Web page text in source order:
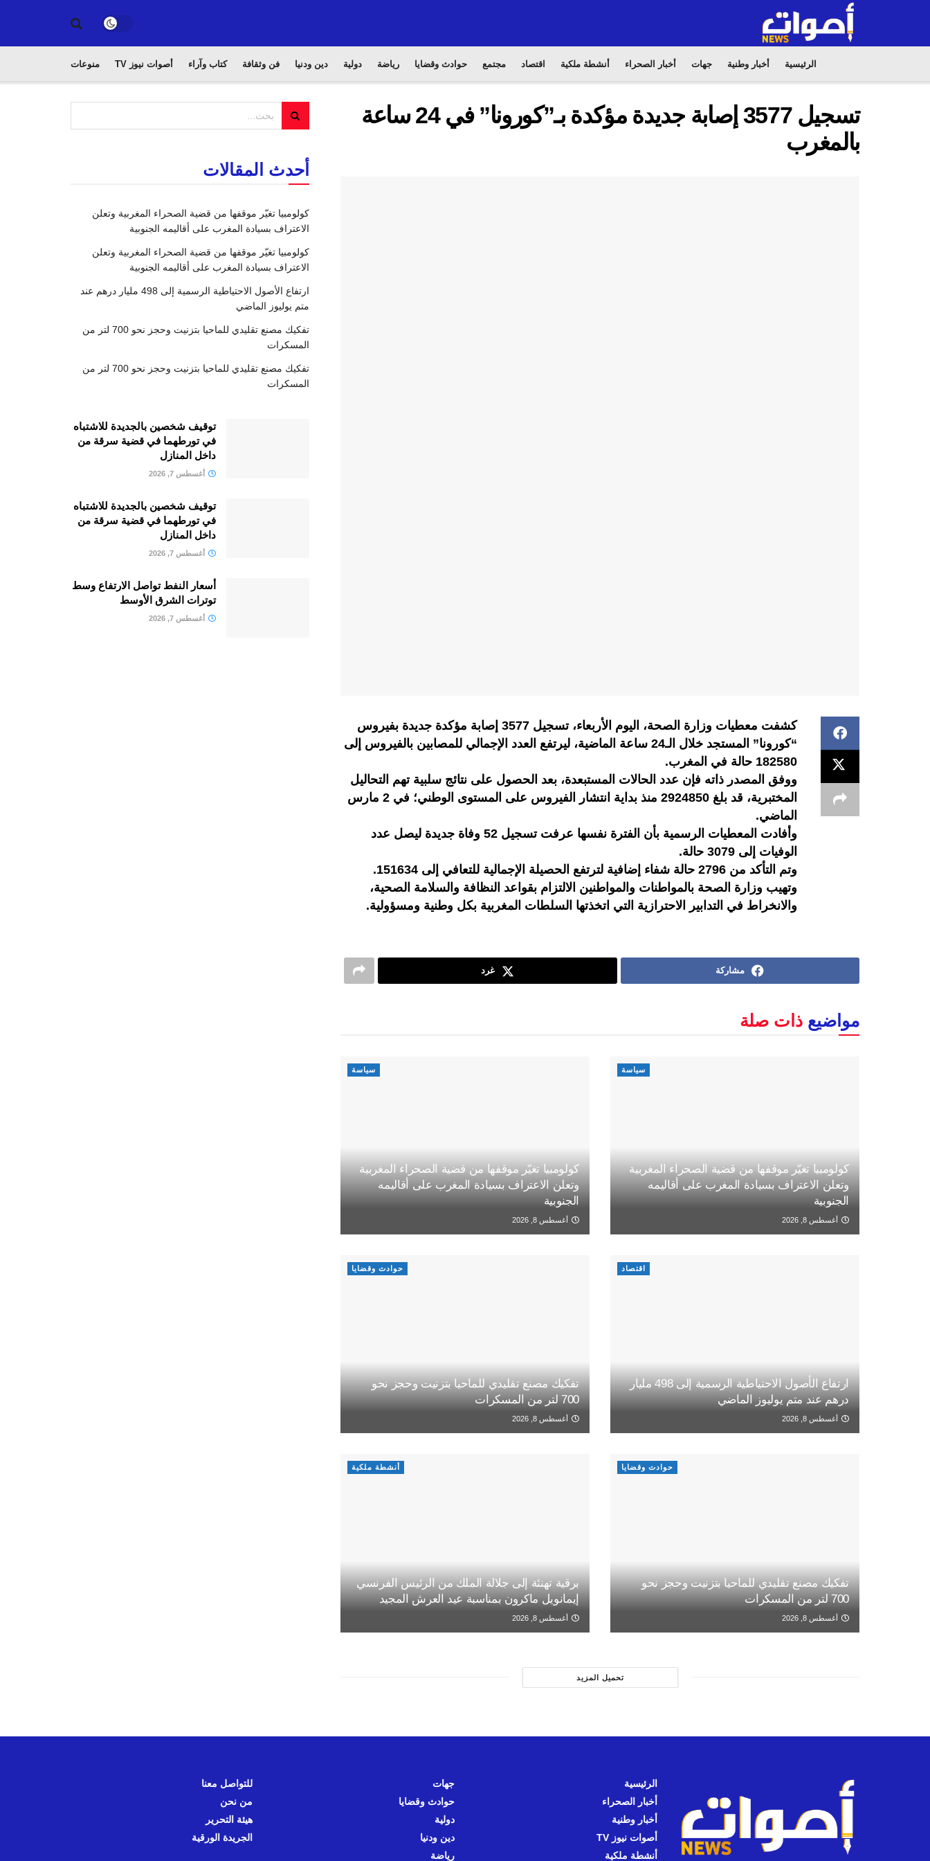
الرئيسية أخبار وطنية جهات أخبار الصحراء أنشطة ملكية اقتصاد مجتمع حوادث وقضايا رياضة دولية دين ودنيا فن وثقافة كتاب وآراء أصوات نيوز TV منوعات
تسجيل 3577 إصابة جديدة مؤكدة بـ”كورونا” في 24 ساعة
بالمغرب
كشفت معطيات وزارة الصحة، اليوم الأربعاء، تسجيل 3577 إصابة مؤكدة جديدة بفيروس
“كورونا” المستجد خلال الـ24 ساعة الماضية، ليرتفع العدد الإجمالي للمصابين بالفيروس إلى
182580 حالة في المغرب.
ووفق المصدر ذاته فإن عدد الحالات المستبعدة، بعد الحصول على نتائج سلبية تهم التحاليل
المختبرية، قد بلغ 2924850 منذ بداية انتشار الفيروس على المستوى الوطني؛ في 2 مارس
الماضي.
وأفادت المعطيات الرسمية بأن الفترة نفسها عرفت تسجيل 52 وفاة جديدة ليصل عدد
الوفيات إلى 3079 حالة.
وتم التأكد من 2796 حالة شفاء إضافية لترتفع الحصيلة الإجمالية للتعافي إلى 151634.
وتهيب وزارة الصحة بالمواطنات والمواطنين الالتزام بقواعد النظافة والسلامة الصحية،
والانخراط في التدابير الاحترازية التي اتخذتها السلطات المغربية بكل وطنية ومسؤولية.
مشاركة غرد
مواضيع ذات صلة
سياسة
كولومبيا تغيّر موقفها من قضية الصحراء المغربية
وتعلن الاعتراف بسيادة المغرب على أقاليمه
الجنوبية
أغسطس 8, 2026
سياسة
كولومبيا تغيّر موقفها من قضية الصحراء المغربية
وتعلن الاعتراف بسيادة المغرب على أقاليمه
الجنوبية
أغسطس 8, 2026
اقتصاد
ارتفاع الأصول الاحتياطية الرسمية إلى 498 مليار
درهم عند متم يوليوز الماضي
أغسطس 8, 2026
حوادث وقضايا
تفكيك مصنع تقليدي للماحيا بتزنيت وحجز نحو
700 لتر من المسكرات
أغسطس 8, 2026
حوادث وقضايا
تفكيك مصنع تقليدي للماحيا بتزنيت وحجز نحو
700 لتر من المسكرات
أغسطس 8, 2026
أنشطة ملكية
برقية تهنئة إلى جلالة الملك من الرئيس الفرنسي
إيمانويل ماكرون بمناسبة عيد العرش المجيد
أغسطس 8, 2026
تحميل المزيد
أحدث المقالات
كولومبيا تغيّر موقفها من قضية الصحراء المغربية وتعلن
الاعتراف بسيادة المغرب على أقاليمه الجنوبية
كولومبيا تغيّر موقفها من قضية الصحراء المغربية وتعلن
الاعتراف بسيادة المغرب على أقاليمه الجنوبية
ارتفاع الأصول الاحتياطية الرسمية إلى 498 مليار درهم عند
متم يوليوز الماضي
تفكيك مصنع تقليدي للماحيا بتزنيت وحجز نحو 700 لتر من
المسكرات
تفكيك مصنع تقليدي للماحيا بتزنيت وحجز نحو 700 لتر من
المسكرات
توقيف شخصين بالجديدة للاشتباه
في تورطهما في قضية سرقة من
داخل المنازل
أغسطس 7, 2026
توقيف شخصين بالجديدة للاشتباه
في تورطهما في قضية سرقة من
داخل المنازل
أغسطس 7, 2026
أسعار النفط تواصل الارتفاع وسط
توترات الشرق الأوسط
أغسطس 7, 2026
الرئيسية
أخبار الصحراء
أخبار وطنية
أصوات نيوز TV
أنشطة ملكية
جهات
حوادث وقضايا
دولية
دين ودنيا
رياضة
للتواصل معنا
من نحن
هيئة التحرير
الجريدة الورقية